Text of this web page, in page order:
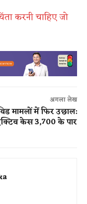
करनी चाहिए जो
अगला लेख
मामलों में फिर उछाल:
केस 3,700 के पार